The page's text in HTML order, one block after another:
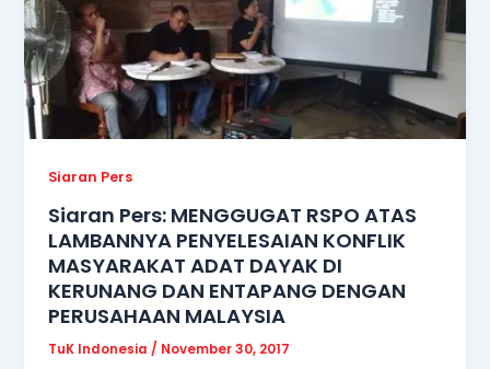
Siaran Pers
Siaran Pers: MENGGUGAT RSPO ATAS
LAMBANNYA PENYELESAIAN KONFLIK
MASYARAKAT ADAT DAYAK DI
KERUNANG DAN ENTAPANG DENGAN
PERUSAHAAN MALAYSIA
TuK Indonesia / November 30, 2017